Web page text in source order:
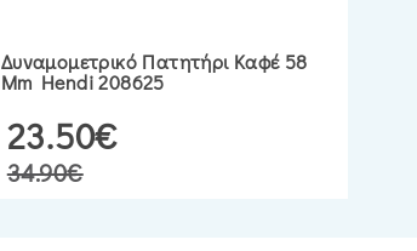
Δυναμομετρικό Πατητήρι Καφέ 58
Mm Hendi 208625
23.50€
34.90€